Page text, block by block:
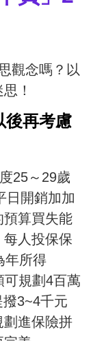
觀念嗎？以
！
後再考慮
25～29歲
日開銷加加
預算買失能
人投保保
年所得
可規劃4百萬
3~4千元
劃進保險拼